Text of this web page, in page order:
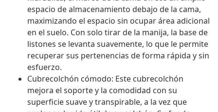
espacio de almacenamiento debajo de la cama,
maximizando el espacio sin ocupar área adicional
en el suelo. Con solo tirar de la manija, la base de
listones se levanta suavemente, lo que le permite
recuperar sus pertenencias de forma rápida y sin
esfuerzo.
Cubrecolchón cómodo: Este cubrecolchón
mejora el soporte y la comodidad con su
superficie suave y transpirable, a la vez que